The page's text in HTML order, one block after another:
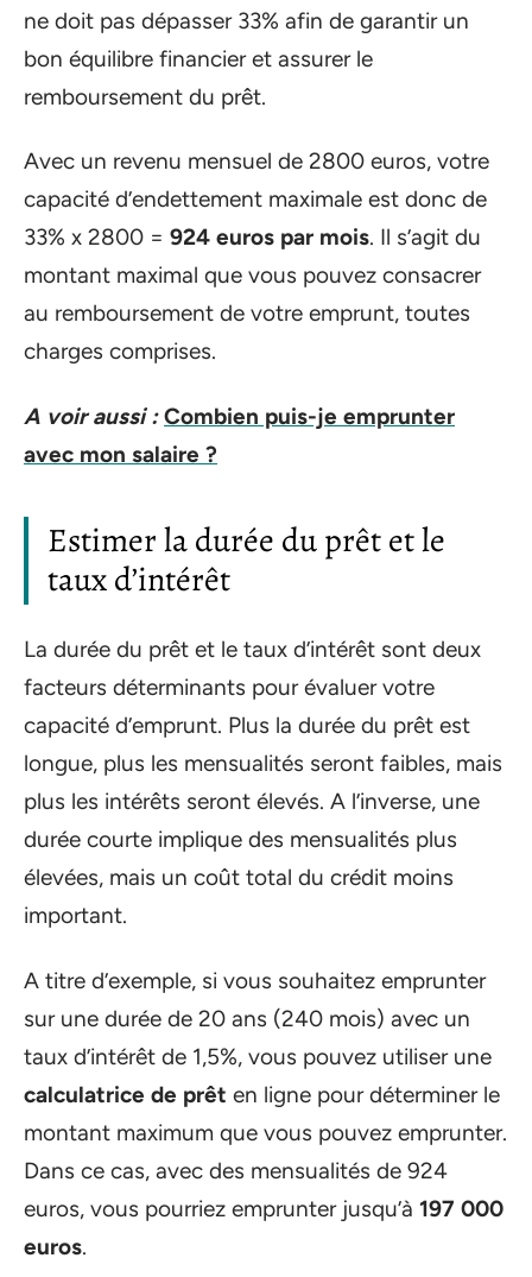
ne doit pas dépasser 33% afin de garantir un
bon équilibre financier et assurer le
remboursement du prêt.
Avec un revenu mensuel de 2800 euros, votre
capacité d’endettement maximale est donc de
33% x 2800 = 924 euros par mois. Il s’agit du
montant maximal que vous pouvez consacrer
au remboursement de votre emprunt, toutes
charges comprises.
A voir aussi : Combien puis-je emprunter
avec mon salaire ?
Estimer la durée du prêt et le
taux d’intérêt
La durée du prêt et le taux d’intérêt sont deux
facteurs déterminants pour évaluer votre
capacité d’emprunt. Plus la durée du prêt est
longue, plus les mensualités seront faibles, mais
plus les intérêts seront élevés. A l’inverse, une
durée courte implique des mensualités plus
élevées, mais un coût total du crédit moins
important.
A titre d’exemple, si vous souhaitez emprunter
sur une durée de 20 ans (240 mois) avec un
taux d’intérêt de 1,5%, vous pouvez utiliser une
calculatrice de prêt en ligne pour déterminer le
montant maximum que vous pouvez emprunter.
Dans ce cas, avec des mensualités de 924
euros, vous pourriez emprunter jusqu’à 197 000
euros.